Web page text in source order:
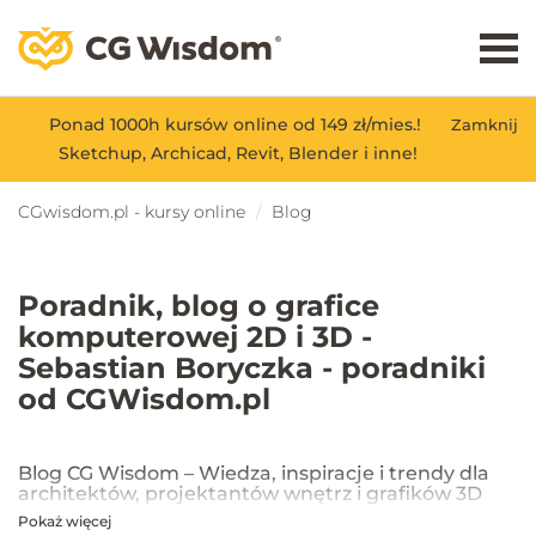
Zamknij
Ponad 1000h kursów online od 149 zł/mies.!
Sketchup, Archicad, Revit, Blender i inne!
CGwisdom.pl - kursy online Blog
Poradnik, blog o grafice
komputerowej 2D i 3D -
Sebastian Boryczka - poradniki
od CGWisdom.pl
Blog CG Wisdom – Wiedza, inspiracje i trendy dla
architektów, projektantów wnętrz i grafików 3D
Na blogu CG Wisdom znajdziesz praktyczne porady, inspiracje oraz
Pokaż więcej